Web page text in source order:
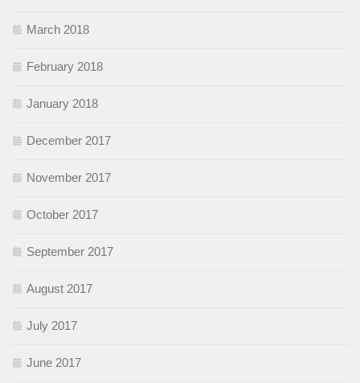
March 2018
February 2018
January 2018
December 2017
November 2017
October 2017
September 2017
August 2017
July 2017
June 2017